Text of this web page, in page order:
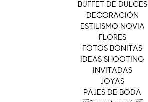
BUFFET DE DULCES
DECORACIÓN
ESTILISMO NOVIA
FLORES
FOTOS BONITAS
IDEAS SHOOTING
INVITADAS
JOYAS
PAJES DE BODA